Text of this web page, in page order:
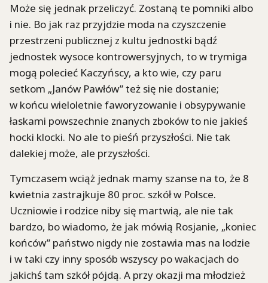
Może się jednak przeliczyć. Zostaną te pomniki albo
i nie. Bo jak raz przyjdzie moda na czyszczenie
przestrzeni publicznej z kultu jednostki bądź
jednostek wysoce kontrowersyjnych, to w trymiga
mogą polecieć Kaczyńscy, a kto wie, czy paru
setkom „Janów Pawłów” też się nie dostanie;
w końcu wieloletnie faworyzowanie i obsypywanie
łaskami powszechnie znanych zboków to nie jakieś
hocki klocki. No ale to pieśń przyszłości. Nie tak
dalekiej może, ale przyszłości.
Tymczasem wciąż jednak mamy szanse na to, że 8
kwietnia zastrajkuje 80 proc. szkół w Polsce.
Uczniowie i rodzice niby się martwią, ale nie tak
bardzo, bo wiadomo, że jak mówią Rosjanie, „koniec
końców” państwo nigdy nie zostawia mas na lodzie
i w taki czy inny sposób wszyscy po wakacjach do
jakichś tam szkół pójdą. A przy okazji ma młodzież